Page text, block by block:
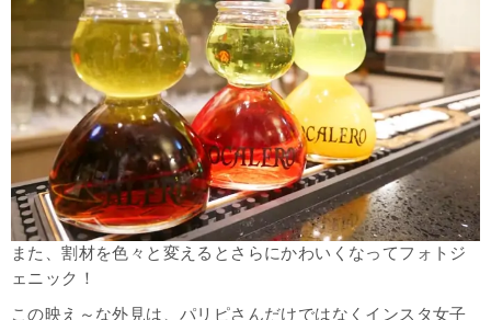
また、割材を色々と変えるとさらにかわいくなってフォトジ
ェニック！
この映え～な外見は、パリピさんだけではなくインスタ女子